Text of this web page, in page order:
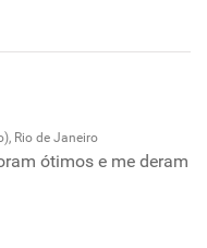
Rio de Janeiro
ótimos e me deram